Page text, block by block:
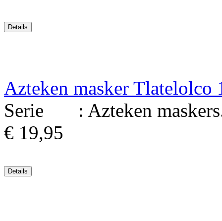
Azteken masker Tlatelolco
Serie : Azteken maskers.
€ 19,95